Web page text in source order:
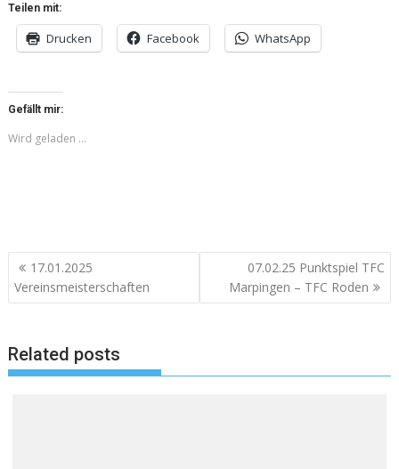
Teilen mit:
Drucken Facebook WhatsApp
Gefällt mir:
Wird geladen …
Beitragsnavigation
17.01.2025
Vereinsmeisterschaften
07.02.25 Punktspiel TFC
Marpingen – TFC Roden
Related posts